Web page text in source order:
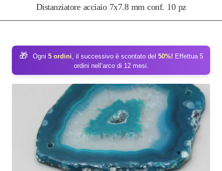
Distanziatore acciaio 7x7.8 mm conf. 10 pz
🎁 Ogni 5 ordini, il successivo è scontato del 50%! Effettua 5
ordini nell’arco di 12 mesi.